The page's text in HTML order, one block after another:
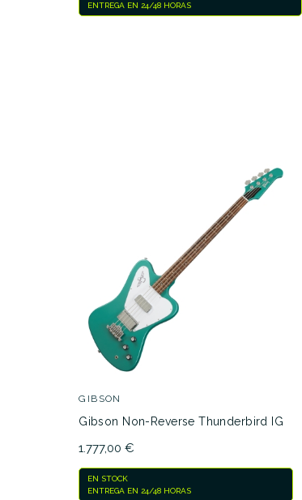
ENTREGA EN 24/48 HORAS
GIBSON
Gibson Non-Reverse Thunderbird IG
1.777,00 €
EN STOCK
ENTREGA EN 24/48 HORAS